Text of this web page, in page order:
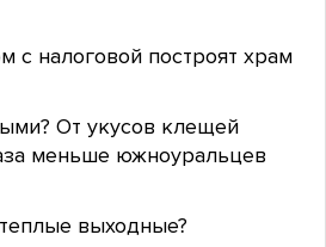
с налоговой построят храм
От укусов клещей
меньше южноуральцев
выходные?